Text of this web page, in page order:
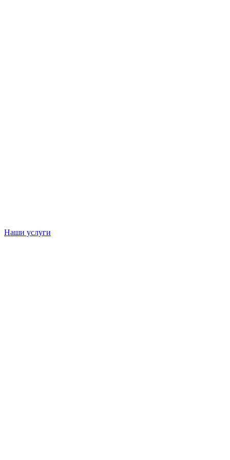
Наши услуги